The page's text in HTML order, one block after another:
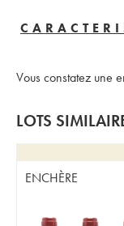
Vous constatez une
LOTS
ENCHÈRE